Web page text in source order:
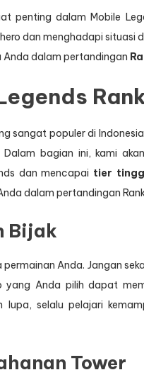
penting dalam Mobile
dan menghadapi situasi
dalam pertandingan
sangat populer di
bagian ini, kami
dan mencapai tier
dalam pertandingan
Bijak
Anda. Jangan
yang Anda pilih dapat
lupa, selalu pelajari
Tower